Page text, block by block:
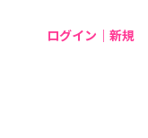
ログイン｜新規